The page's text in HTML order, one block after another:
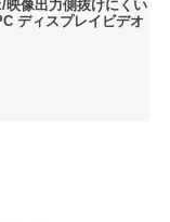
像出力側抜けにくい
ディスプレイビデオ